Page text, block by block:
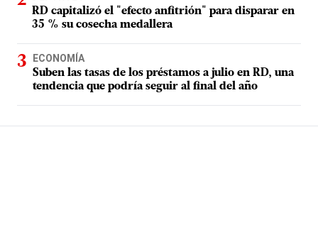
RD capitalizó el "efecto anfitrión" para disparar en
35 % su cosecha medallera
ECONOMÍA
Suben las tasas de los préstamos a julio en RD, una
tendencia que podría seguir al final del año